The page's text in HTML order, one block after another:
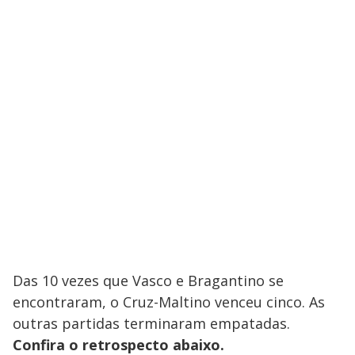
Das 10 vezes que Vasco e Bragantino se
encontraram, o Cruz-Maltino venceu cinco. As
outras partidas terminaram empatadas.
Confira o retrospecto abaixo.